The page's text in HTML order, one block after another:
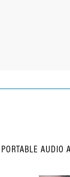
PORTABLE AUDIO